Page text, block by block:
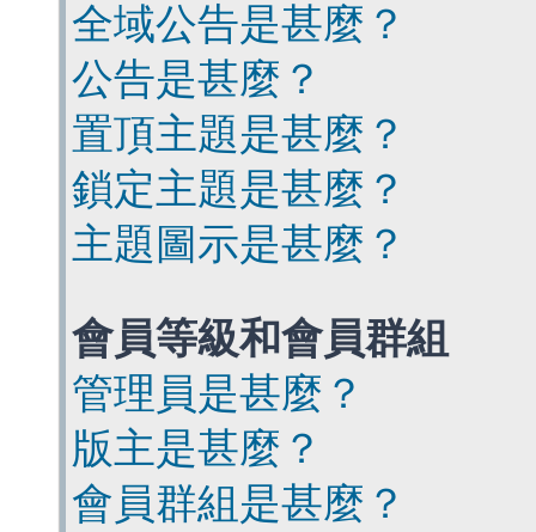
全域公告是甚麼？
公告是甚麼？
置頂主題是甚麼？
鎖定主題是甚麼？
主題圖示是甚麼？
會員等級和會員群組
管理員是甚麼？
版主是甚麼？
會員群組是甚麼？